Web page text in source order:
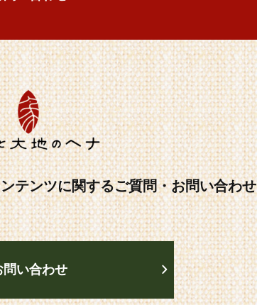
テンツに関するご質問・お問い合わせ
問い合わせ